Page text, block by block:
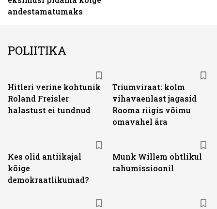
andestamatumaks
POLIITIKA
Hitleri verine kohtunik
Roland Freisler
halastust ei tundnud
Triumviraat: kolm
vihavaenlast jagasid
Rooma riigis võimu
omavahel ära
Kes olid antiikajal
kõige
demokraatlikumad?
Munk Willem ohtlikul
rahumissioonil